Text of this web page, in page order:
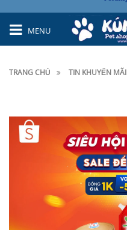
MENU
TRANG CHỦ TIN KHUYẾN MÃI